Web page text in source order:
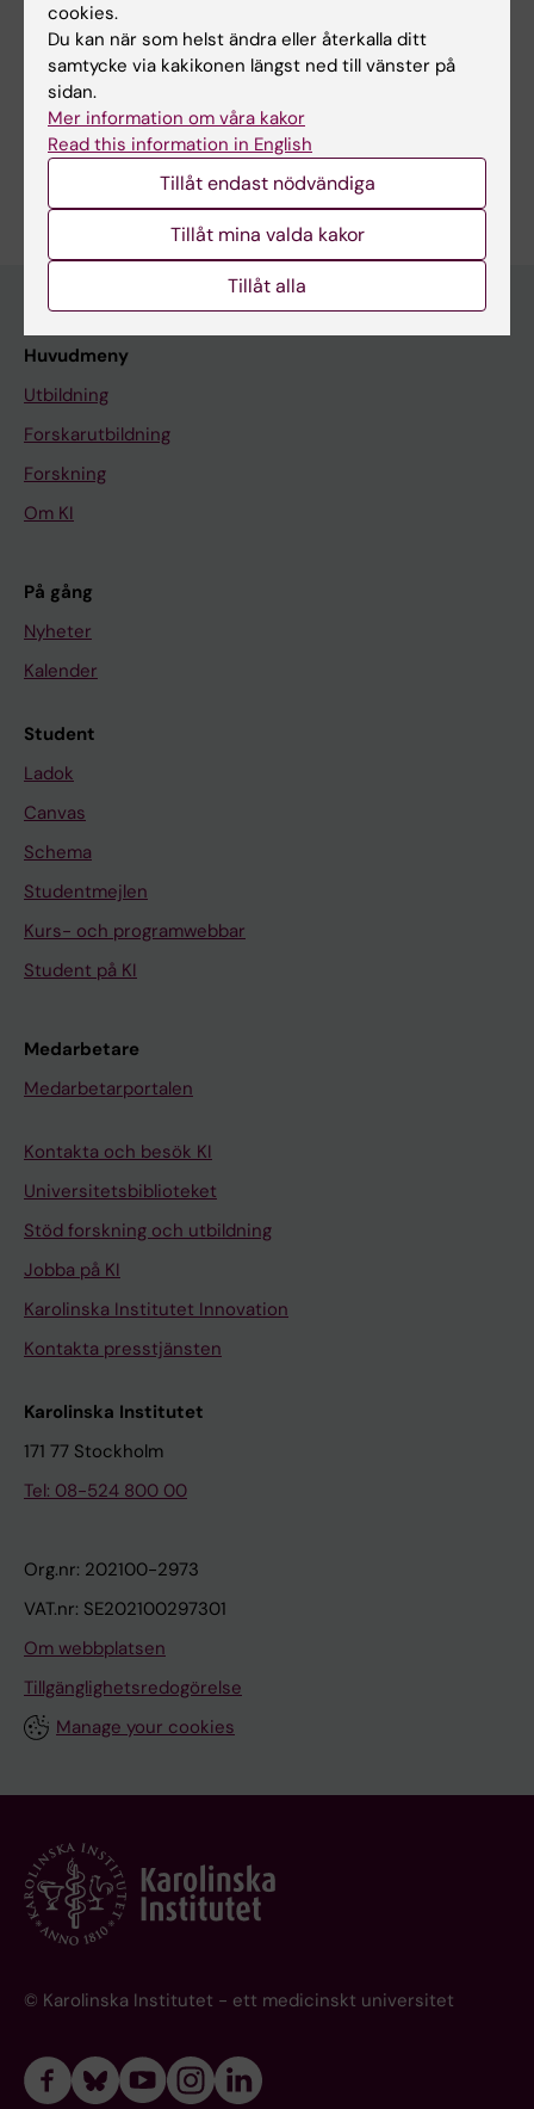
Forskningsområden:
Autoimmunitet och inflammation
Är du Jon Lampa?
Redigera din profil
Huvudmeny
Utbildning
Forskarutbildning
Forskning
Om KI
På gång
Nyheter
Kalender
Student
Ladok
Canvas
Schema
Studentmejlen
Kurs- och programwebbar
Student på KI
Medarbetare
Medarbetarportalen
Kontakta och besök KI
Universitetsbiblioteket
Stöd forskning och utbildning
Jobba på KI
Karolinska Institutet Innovation
Kontakta presstjänsten
Karolinska Institutet
171 77 Stockholm
Tel: 08-524 800 00
Org.nr: 202100-2973
VAT.nr: SE202100297301
Om webbplatsen
Tillgänglighetsredogörelse
Manage your cookies
© Karolinska Institutet - ett medicinskt universitet
cookies.
Du kan när som helst ändra eller återkalla ditt
samtycke via kakikonen längst ned till vänster på
sidan.
Mer information om våra kakor
Read this information in English
Tillåt endast nödvändiga
Tillåt mina valda kakor
Tillåt alla